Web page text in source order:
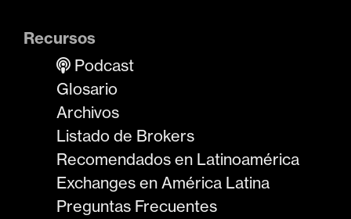
Recursos
Podcast
Glosario
Archivos
Listado de Brokers
Recomendados en Latinoamérica
Exchanges en América Latina
Preguntas Frecuentes